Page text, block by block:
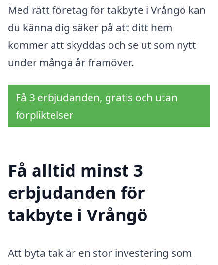
Med rätt företag för takbyte i Vrångö kan
du känna dig säker på att ditt hem
kommer att skyddas och se ut som nytt
under många år framöver.
Få 3 erbjudanden, gratis och utan
förpliktelser
Få alltid minst 3
erbjudanden för
takbyte i Vrångö
Att byta tak är en stor investering som